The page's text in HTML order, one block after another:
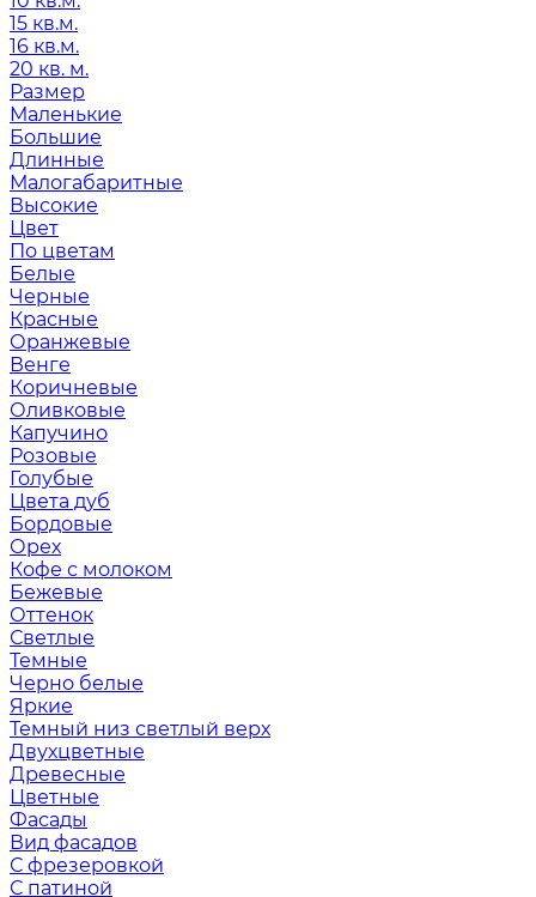
15 кв.м.
16 кв.м.
20 кв. м.
Размер
Маленькие
Большие
Длинные
Малогабаритные
Высокие
Цвет
По цветам
Белые
Черные
Красные
Оранжевые
Венге
Коричневые
Оливковые
Капучино
Розовые
Голубые
Цвета дуб
Бордовые
Орех
Кофе с молоком
Бежевые
Оттенок
Светлые
Темные
Черно белые
Яркие
Темный низ светлый верх
Двухцветные
Древесные
Цветные
Фасады
Вид фасадов
С фрезеровкой
С патиной